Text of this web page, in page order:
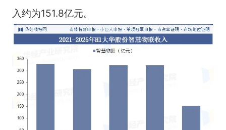
入约为151.8亿元。